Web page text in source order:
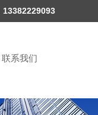
13382229093
联系我们